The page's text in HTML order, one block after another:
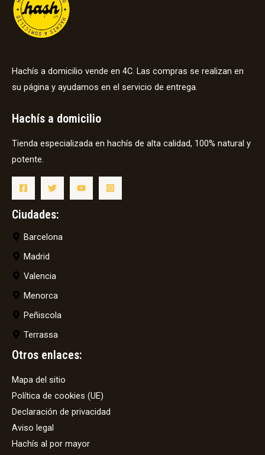
Hachís a domicilio vende en 4C. Las compras se realizan en
su página y ayudamos en el servicio de entrega.
Hachís a domicilio
Tienda especializada en hachís de alta calidad, 100% natural y
potente.
Ciudades:
Barcelona
Madrid
Valencia
Menorca
Peñiscola
Terrassa
Otros enlaces:
Mapa del sitio
Política de cookies (UE)
Declaración de privacidad
Aviso legal
Hachís al por mayor